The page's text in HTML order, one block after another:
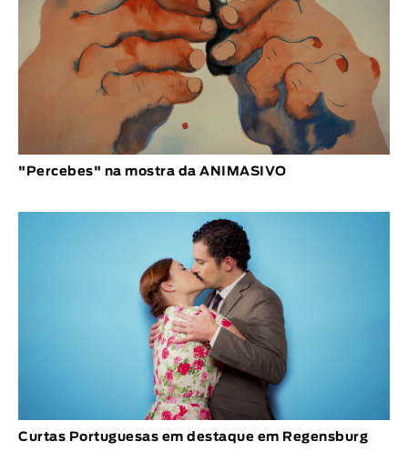
"Percebes" na mostra da ANIMASIVO
Curtas Portuguesas em destaque em Regensburg